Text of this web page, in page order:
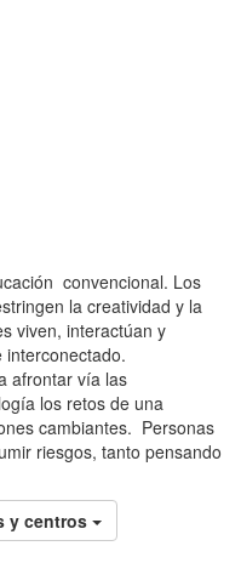
convencional. Los
la creatividad y la
viven, interactúan y
afrontar vía las
los retos de una
cambiantes. Personas
riesgos, tanto pensando
y centros